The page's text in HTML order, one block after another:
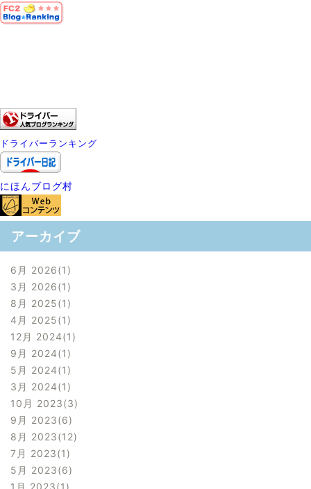
ドライバーランキング
にほんブログ村
アーカイブ
6月 2026 1
3月 2026 1
8月 2025 1
4月 2025 1
12月 2024 1
9月 2024 1
5月 2024 1
3月 2024 1
10月 2023 3
9月 2023 6
8月 2023 12
7月 2023 1
5月 2023 6